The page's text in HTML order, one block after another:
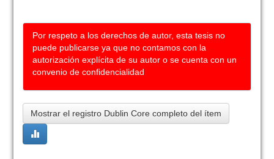
Por respeto a los derechos de autor, esta tesis no
puede publicarse ya que no contamos con la
autorización explícita de su autor o se cuenta con un
convenio de confidencialidad
Mostrar el registro Dublin Core completo del ítem